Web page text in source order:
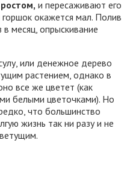
и пересаживают его
окажется мал. Полив
месяц, опрыскивание
или денежное дерево
растением, однако в
все же цветет (как
белыми цветочками). Но
что большинство
жизнь так ни разу и не